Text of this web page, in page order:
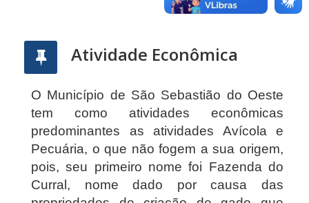
Atividade Econômica
O Município de São Sebastião do Oeste
tem como atividades econômicas
predominantes as atividades Avícola e
Pecuária, o que não fogem a sua origem,
pois, seu primeiro nome foi Fazenda do
Curral, nome dado por causa das